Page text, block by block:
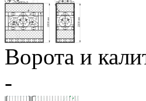
Ворота и
-